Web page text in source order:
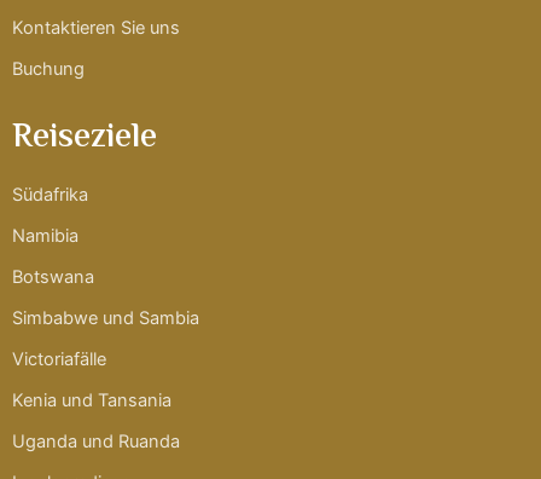
Kontaktieren Sie uns
Buchung
Reiseziele
Südafrika
Namibia
Botswana
Simbabwe und Sambia
Victoriafälle
Kenia und Tansania
Uganda und Ruanda